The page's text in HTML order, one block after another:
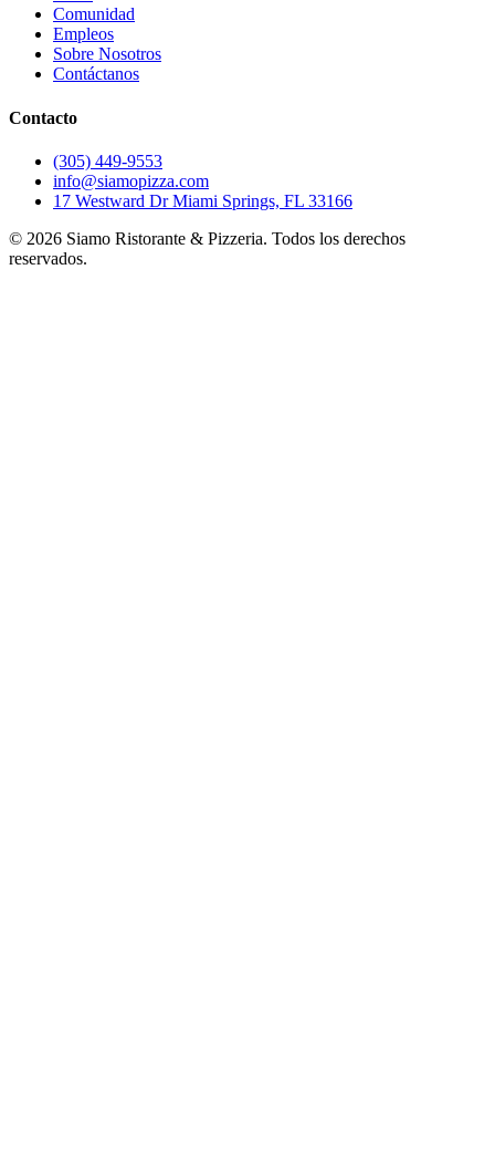
Comunidad
Empleos
Sobre Nosotros
Contáctanos
Contacto
(305) 449-9553
info@siamopizza.com
17 Westward Dr Miami Springs, FL 33166
© 2026 Siamo Ristorante & Pizzeria. Todos los derechos
reservados.